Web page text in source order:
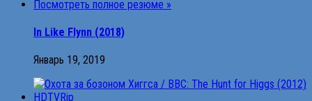
In Like Flynn (2018)
Январь 19, 2019